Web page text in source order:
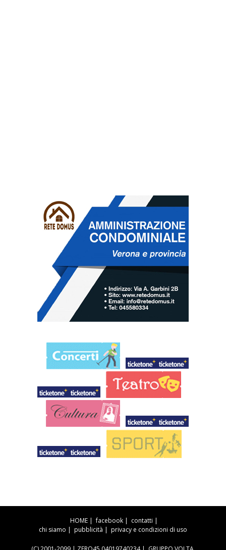
HOME | facebook | contatti |
chi siamo | pubblicità | privacy e condizioni di uso